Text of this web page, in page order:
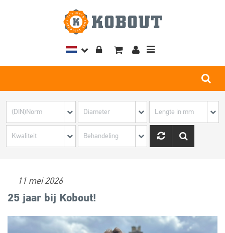
Toggle
11 mei 2026
25 jaar bij Kobout!